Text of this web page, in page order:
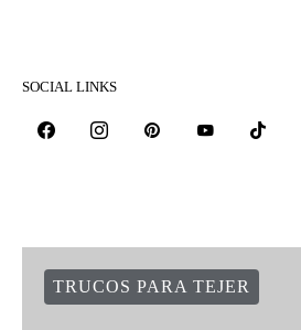
SOCIAL LINKS
TRUCOS PARA TEJER